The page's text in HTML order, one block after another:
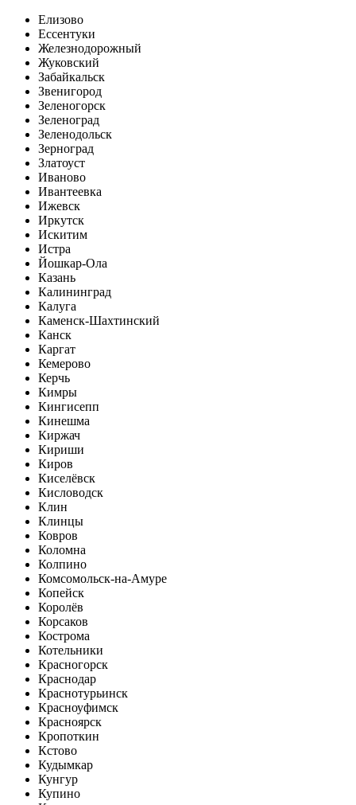
Елизово
Ессентуки
Железнодорожный
Жуковский
Забайкальск
Звенигород
Зеленогорск
Зеленоград
Зеленодольск
Зерноград
Златоуст
Иваново
Ивантеевка
Ижевск
Иркутск
Искитим
Истра
Йошкар-Ола
Казань
Калининград
Калуга
Каменск-Шахтинский
Канск
Каргат
Кемерово
Керчь
Кимры
Кингисепп
Кинешма
Киржач
Кириши
Киров
Киселёвск
Кисловодск
Клин
Клинцы
Ковров
Коломна
Колпино
Комсомольск-на-Амуре
Копейск
Королёв
Корсаков
Кострома
Котельники
Красногорск
Краснодар
Краснотурьинск
Красноуфимск
Красноярск
Кропоткин
Кстово
Кудымкар
Кунгур
Купино